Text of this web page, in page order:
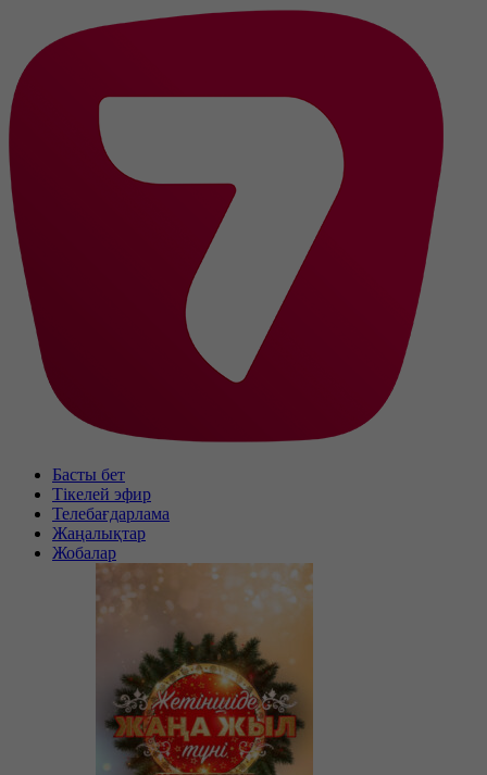
Басты бет
Тікелей эфир
Телебағдарлама
Жаңалықтар
Жобалар